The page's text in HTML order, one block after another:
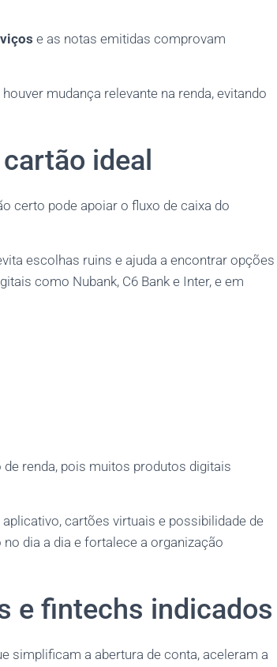
e as notas emitidas comprovam
mudança relevante na renda, evitando
ideal
certo pode apoiar o fluxo de caixa do
escolhas ruins e ajuda a encontrar opções
como Nubank, C6 Bank e Inter, e em
renda, pois muitos produtos digitais
cartões virtuais e possibilidade de
dia a dia e fortalece a organização
e fintechs indicados
simplificam a abertura de conta, aceleram a